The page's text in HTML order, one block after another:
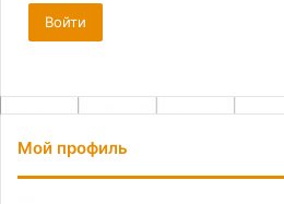
Войти
Мой профиль